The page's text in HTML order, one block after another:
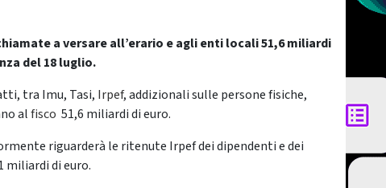
a versare all’erario e agli enti locali 51,6 miliardi
del 18 luglio.
tra Imu, Tasi, Irpef, addizionali sulle persone fisiche,
alfisco 51,6 miliardi di euro.
riguarderà le ritenute Irpef dei dipendenti e dei
miliardi di euro.